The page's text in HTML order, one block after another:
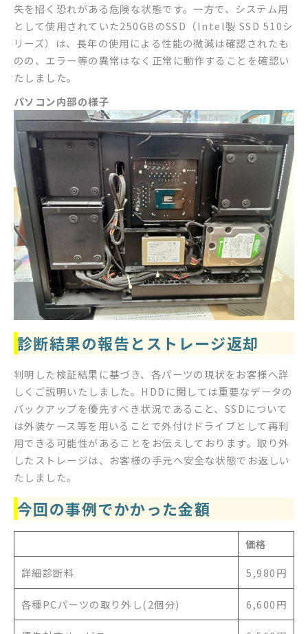
失を招く恐れがある危険な状態です。一方で、システム用
として使用されていた250GBのSSD（Intel製 SSD 510シ
リーズ）は、長年の使用による性能の微減は確認されたも
のの、エラー等の異常はなく正常に動作することを確認い
たしました。
パソコン内部の様子
診断結果の報告とストレージ返却
判明した検証結果に基づき、各パーツの現状をお客様へ詳
しくご説明いたしました。HDDに関しては重要なデータの
バックアップを優先すべき状況であること、SSDについて
は外装ケース等を用いることで外付けドライブとして再利
用できる可能性があることをお伝えしております。取り外
したストレージは、お客様の手元へ安全な状態でお返しい
たしました。
今回の事例でかかった金額
価格
詳細診断料
5,980円
各種PCパーツの取り外し(2個分) 6,600円